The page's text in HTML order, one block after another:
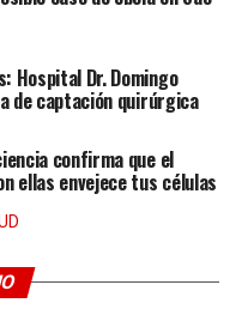
Hospital Dr. Domingo
de captación quirúrgica
confirma que el
ellas envejece tus células